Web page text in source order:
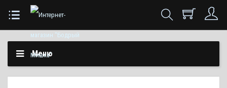
Меню